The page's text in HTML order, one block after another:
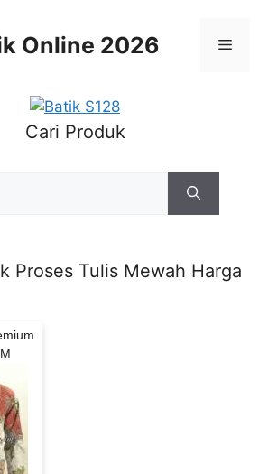
Online 2026 Menu
Cari Produk
Proses Tulis Mewah Harga